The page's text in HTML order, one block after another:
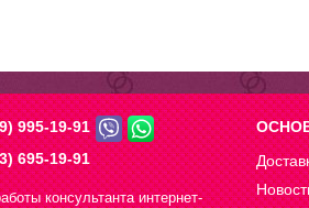
995-19-91
695-19-91
консультанта интернет-